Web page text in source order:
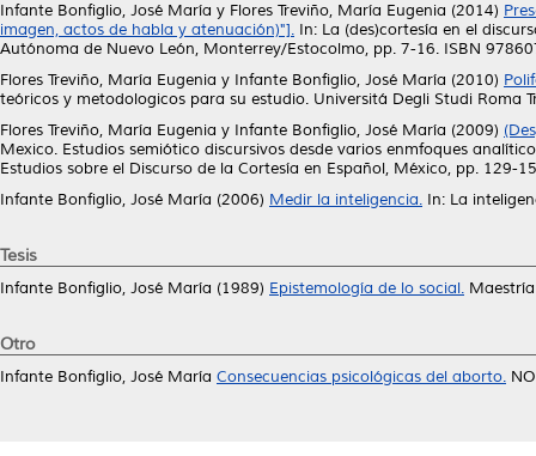
Infante Bonfiglio, José María y Flores Treviño, María Eugenia (2014)
imagen, actos de habla y atenuación)"]. In: La (des)cortesía en el
Autónoma de Nuevo León, Monterrey/Estocolmo, pp. 7-16. ISBN
Flores Treviño, María Eugenia y Infante Bonfiglio, José María (2010)
teóricos y metodologicos para su estudio. Universitá Degli Studi Roma
Flores Treviño, María Eugenia y Infante Bonfiglio, José María (2009)
Mexico. Estudios semiótico discursivos desde varios enmfoques
Estudios sobre el Discurso de la Cortesía en Español, México, pp. 129-
Infante Bonfiglio, José María (2006) Medir la inteligencia. In: La
Tesis
Infante Bonfiglio, José María (1989) Epistemología de lo social.
Otro
Infante Bonfiglio, José María Consecuencias psicológicas del aborto.